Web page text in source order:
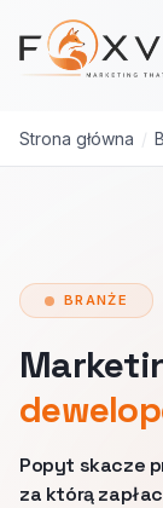
Przejdź do treści
Strona główna /
BRANŻE
Popyt skacze
za którą